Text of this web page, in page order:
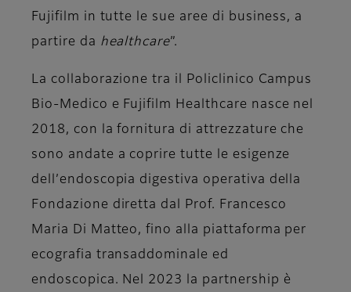
Fujifilm in tutte le sue aree di business, a
partire da healthcare”.
La collaborazione tra il Policlinico Campus
Bio-Medico e Fujifilm Healthcare nasce nel
2018, con la fornitura di attrezzature che
sono andate a coprire tutte le esigenze
dell’endoscopia digestiva operativa della
Fondazione diretta dal Prof. Francesco
Maria Di Matteo, fino alla piattaforma per
ecografia transaddominale ed
endoscopica. Nel 2023 la partnership è